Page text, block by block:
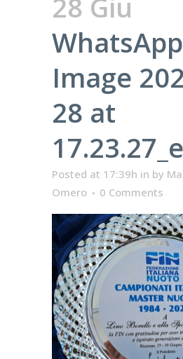
WhatsApp
Image
28 at
Posted at 17:39h in by
Omero
0 Comments